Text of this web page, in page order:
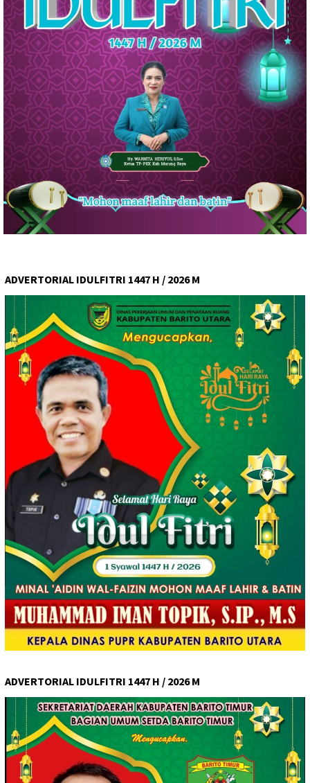
ADVERTORIAL IDULFITRI 1447 H / 2026 M
ADVERTORIAL IDULFITRI 1447 H / 2026 M